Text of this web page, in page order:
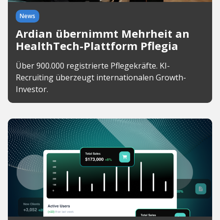
News
Ardian übernimmt Mehrheit an
HealthTech-Plattform Pflegia
Über 900.000 registrierte Pflegekräfte. KI-
Recruiting überzeugt internationalen Growth-
Investor.